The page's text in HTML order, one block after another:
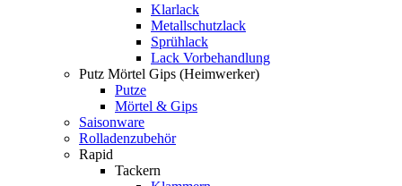
Klarlack
Metallschutzlack
Sprühlack
Lack Vorbehandlung
Putz Mörtel Gips (Heimwerker)
Putze
Mörtel & Gips
Saisonware
Rolladenzubehör
Rapid
Tackern